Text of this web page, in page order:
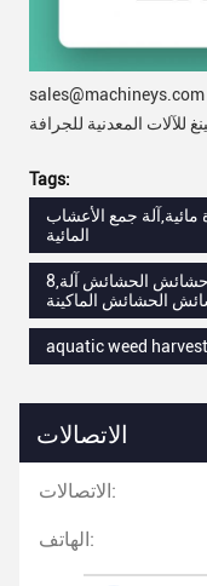
sales@machineys.com
للآلات المعدنية للجرافة
Tags:
جمع الأعشاب
المائية
آلة قطع الأعشاب,ريد هارفيستر بحيرة حشائش الحشائش آلة,8
الحشائش الماكينة
aquatic weed
الاتصالات
الاتصالات:
الهاتف: